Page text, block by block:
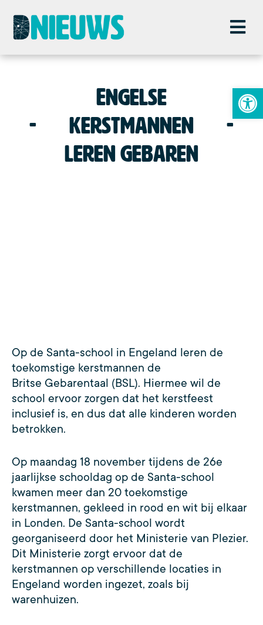
Engelse
kerstmannen
leren gebaren
Op de Santa-school in Engeland leren de
toekomstige kerstmannen de
Britse Gebarentaal (BSL). Hiermee wil de
school ervoor zorgen dat het kerstfeest
inclusief is, en dus dat alle kinderen worden
betrokken.
Op maandag 18 november tijdens de 26e
jaarlijkse schooldag op de Santa-school
kwamen meer dan 20 toekomstige
kerstmannen, gekleed in rood en wit bij elkaar
in Londen. De Santa-school wordt
georganiseerd door het Ministerie van Plezier.
Dit Ministerie zorgt ervoor dat de
kerstmannen op verschillende locaties in
Engeland worden ingezet, zoals bij
warenhuizen.